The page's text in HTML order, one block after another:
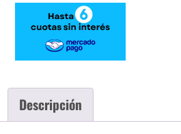
Descripción